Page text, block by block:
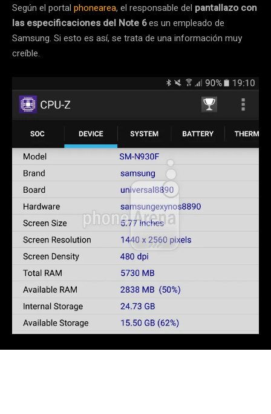
Según el portal phonearea, el responsable del pantallazo con
las especificaciones del Note 6es un empleado de
Samsung. Si esto es así, se trata de una información muy
creíble.